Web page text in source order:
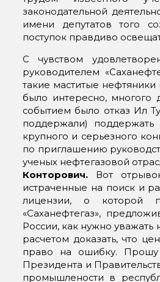
законодательной
имени депутатов того
поступок правдиво
С чувством
руководителем
такие маститые нефтяники
было интересно, многого
событием было отказ Ил
поддержали)
крупного и серьезного
по приглашению
ученых нефтегазовой
Конторович. Вот
истраченные на поиск и
лицензии, о которой
«Саханефтегаз»,
России, как нужно
расчетом доказать, что
право на ошибку. Прошу
Президента и
промышлености в